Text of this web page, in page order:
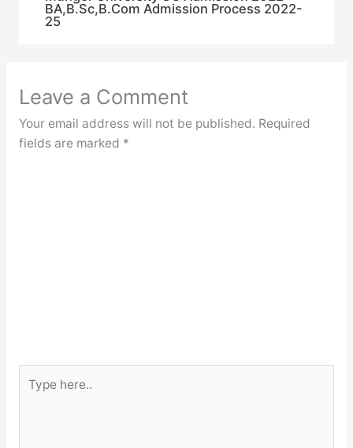
BA,B.Sc,B.Com Admission Process 2022-
25
Leave a Comment
Your email address will not be published. Required
fields are marked *
here..